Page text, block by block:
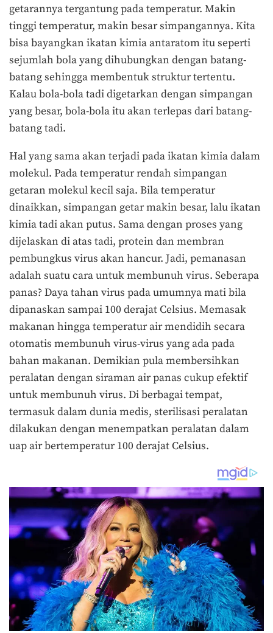
getarannya tergantung pada temperatur. Makin
tinggi temperatur, makin besar simpangannya. Kita
bisa bayangkan ikatan kimia antaratom itu seperti
sejumlah bola yang dihubungkan dengan batang-
batang sehingga membentuk struktur tertentu.
Kalau bola-bola tadi digetarkan dengan simpangan
yang besar, bola-bola itu akan terlepas dari batang-
batang tadi.
Hal yang sama akan terjadi pada ikatan kimia dalam
molekul. Pada temperatur rendah simpangan
getaran molekul kecil saja. Bila temperatur
dinaikkan, simpangan getar makin besar, lalu ikatan
kimia tadi akan putus. Sama dengan proses yang
dijelaskan di atas tadi, protein dan membran
pembungkus virus akan hancur. Jadi, pemanasan
adalah suatu cara untuk membunuh virus. Seberapa
panas? Daya tahan virus pada umumnya mati bila
dipanaskan sampai 100 derajat Celsius. Memasak
makanan hingga temperatur air mendidih secara
otomatis membunuh virus-virus yang ada pada
bahan makanan. Demikian pula membersihkan
peralatan dengan siraman air panas cukup efektif
untuk membunuh virus. Di berbagai tempat,
termasuk dalam dunia medis, sterilisasi peralatan
dilakukan dengan menempatkan peralatan dalam
uap air bertemperatur 100 derajat Celsius.